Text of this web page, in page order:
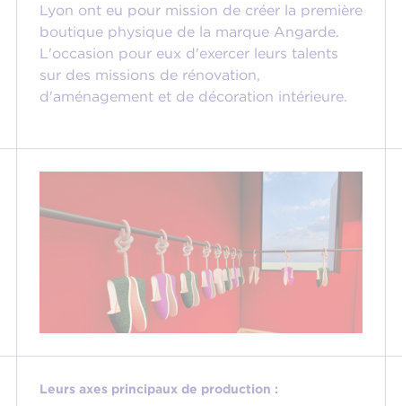
Lyon ont eu pour mission de créer la première
boutique physique de la marque Angarde.
L'occasion pour eux d'exercer leurs talents
sur des missions de rénovation,
d'aménagement et de décoration intérieure.
Leurs axes principaux de production :